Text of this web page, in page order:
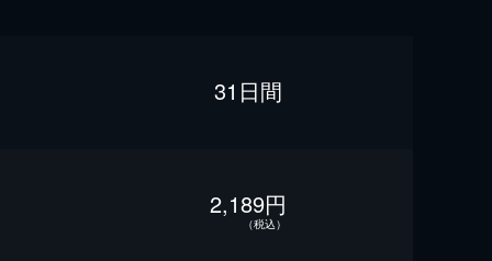
31日間
2,189円
（税込）